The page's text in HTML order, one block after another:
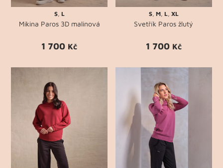
S, L
Mikina Paros 3D malinová
1 700 Kč
S, M, L, XL
Svetřík Paros žlutý
1 700 Kč